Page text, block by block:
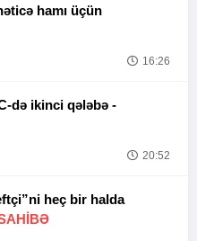
hamı üçün
16:26
Tofiq Musayevdən UFC-də ikinci qələbə -
20:52
heç bir halda